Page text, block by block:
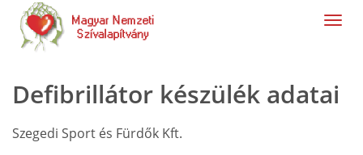
Defibrillátor készülék adatai
Szegedi Sport és Fürdők Kft.